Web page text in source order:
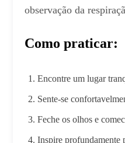
observação da
Como praticar:
Encontre um lugar
Sente-se
Feche os olhos e
Inspire profundamente